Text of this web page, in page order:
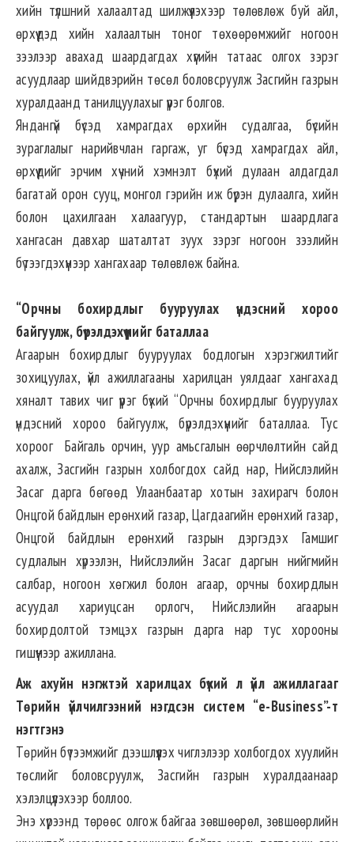
хийн түлшний халаалтад шилжүүлэхээр төлөвлөж буй айл,
өрхүүдэд хийн халаалтын тоног төхөөрөмжийг ногоон
зээлээр авахад шаардагдах хүүгийн татаас олгох зэрэг
асуудлаар шийдвэрийн төсөл боловсруулж Засгийн газрын
хуралдаанд танилцуулахыг үүрэг болгов.
Яндангүй бүсэд хамрагдах өрхийн судалгаа, бүсийн
зураглалыг нарийвчлан гаргаж, уг бүсэд хамрагдах айл,
өрхүүдийг эрчим хүчний хэмнэлт бүхий дулаан алдагдал
багатай орон сууц, монгол гэрийн иж бүрэн дулаалга, хийн
болон цахилгаан халаагуур, стандартын шаардлага
хангасан давхар шаталтат зуух зэрэг ногоон зээлийн
бүтээгдэхүүнээр хангахаар төлөвлөж байна.
“Орчны бохирдлыг бууруулах үндэсний хороо
байгуулж, бүрэлдэхүүнийг баталлаа
Агаарын бохирдлыг бууруулах бодлогын хэрэгжилтийг
зохицуулах, үйл ажиллагааны харилцан уялдааг хангахад
хяналт тавих чиг үүрэг бүхий “Орчны бохирдлыг бууруулах
үндэсний хороо байгуулж, бүрэлдэхүүнийг баталлаа. Тус
хороог Байгаль орчин, уур амьсгалын өөрчлөлтийн сайд
ахалж, Засгийн газрын холбогдох сайд нар, Нийслэлийн
Засаг дарга бөгөөд Улаанбаатар хотын захирагч болон
Онцгой байдлын ерөнхий газар, Цагдаагийн ерөнхий газар,
Онцгой байдлын ерөнхий газрын дэргэдэх Гамшиг
судлалын хүрээлэн, Нийслэлийн Засаг даргын нийгмийн
салбар, ногоон хөгжил болон агаар, орчны бохирдлын
асуудал хариуцсан орлогч, Нийслэлийн агаарын
бохирдолтой тэмцэх газрын дарга нар тус хорооны
гишүүнээр ажиллана.
Аж ахуйн нэгжтэй харилцах бүхий л үйл ажиллагааг
Төрийн үйлчилгээний нэгдсэн систем “e-Business”-т
нэгтгэнэ
Төрийн бүтээмжийг дээшлүүлэх чиглэлээр холбогдох хуулийн
төслийг боловсруулж, Засгийн газрын хуралдаанаар
хэлэлцүүлэхээр боллоо.
Энэ хүрээнд төрөөс олгож байгаа зөвшөөрөл, зөвшөөрлийн